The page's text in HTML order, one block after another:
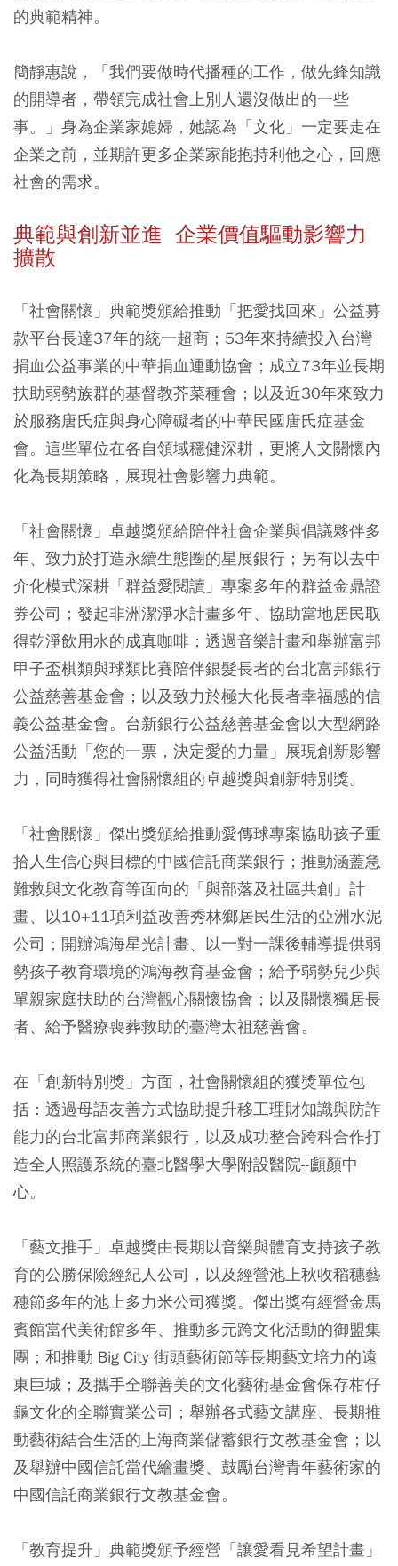
的典範精神。
簡靜惠說，「我們要做時代播種的工作，做先鋒知識
的開導者，帶領完成社會上別人還沒做出的一些
事。」身為企業家媳婦，她認為「文化」一定要走在
企業之前，並期許更多企業家能抱持利他之心，回應
社會的需求。
典範與創新並進 企業價值驅動影響力
擴散
「社會關懷」典範獎頒給推動「把愛找回來」公益募
款平台長達37年的統一超商；53年來持續投入台灣
捐血公益事業的中華捐血運動協會；成立73年並長期
扶助弱勢族群的基督教芥菜種會；以及近30年來致力
於服務唐氏症與身心障礙者的中華民國唐氏症基金
會。這些單位在各自領域穩健深耕，更將人文關懷內
化為長期策略，展現社會影響力典範。
「社會關懷」卓越獎頒給陪伴社會企業與倡議夥伴多
年、致力於打造永續生態圈的星展銀行；另有以去中
介化模式深耕「群益愛閱讀」專案多年的群益金鼎證
券公司；發起非洲潔淨水計畫多年、協助當地居民取
得乾淨飲用水的成真咖啡；透過音樂計畫和舉辦富邦
甲子盃棋類與球類比賽陪伴銀髮長者的台北富邦銀行
公益慈善基金會；以及致力於極大化長者幸福感的信
義公益基金會。台新銀行公益慈善基金會以大型網路
公益活動「您的一票，決定愛的力量」展現創新影響
力，同時獲得社會關懷組的卓越獎與創新特別獎。
「社會關懷」傑出獎頒給推動愛傳球專案協助孩子重
拾人生信心與目標的中國信託商業銀行；推動涵蓋急
難救與文化教育等面向的「與部落及社區共創」計
畫、以10+11項利益改善秀林鄉居民生活的亞洲水泥
公司；開辦鴻海星光計畫、以一對一課後輔導提供弱
勢孩子教育環境的鴻海教育基金會；給予弱勢兒少與
單親家庭扶助的台灣觀心關懷協會；以及關懷獨居長
者、給予醫療喪葬救助的臺灣太祖慈善會。
在「創新特別獎」方面，社會關懷組的獲獎單位包
括：透過母語友善方式協助提升移工理財知識與防詐
能力的台北富邦商業銀行，以及成功整合跨科合作打
造全人照護系統的臺北醫學大學附設醫院--顱顏中
心。
「藝文推手」卓越獎由長期以音樂與體育支持孩子教
育的公勝保險經紀人公司，以及經營池上秋收稻穗藝
穗節多年的池上多力米公司獲獎。傑出獎有經營金馬
賓館當代美術館多年、推動多元跨文化活動的御盟集
團；和推動 Big City 街頭藝術節等長期藝文培力的遠
東巨城；及攜手全聯善美的文化藝術基金會保存柑仔
龜文化的全聯實業公司；舉辦各式藝文講座、長期推
動藝術結合生活的上海商業儲蓄銀行文教基金會；以
及舉辦中國信託當代繪畫獎、鼓勵台灣青年藝術家的
中國信託商業銀行文教基金會。
「教育提升」典範獎頒予經營「讓愛看見希望計畫」